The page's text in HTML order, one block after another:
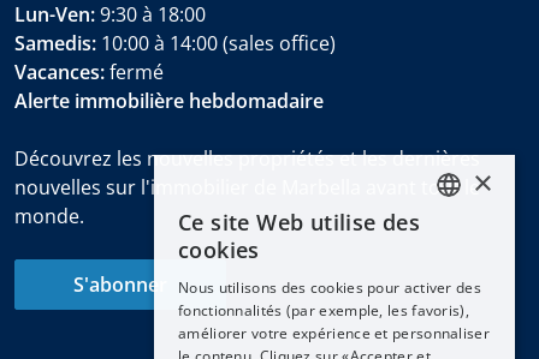
Lun-Ven:9:30 à 18:00
Samedis: 10:00 à 14:00 (sales office)
Vacances:fermé
Alerte immobilière hebdomadaire
Découvrez les nouvelles propriétés et les dernières
nouvelles sur l'immobilier de Marbella avant tout le
monde.
S'abonner
ENGLISH
DEUTSCH
FRANÇAIS
×
Ce site Web utilise des
cookies
Nous utilisons des cookies pour activer des
fonctionnalités (par exemple, les favoris),
améliorer votre expérience et personnaliser